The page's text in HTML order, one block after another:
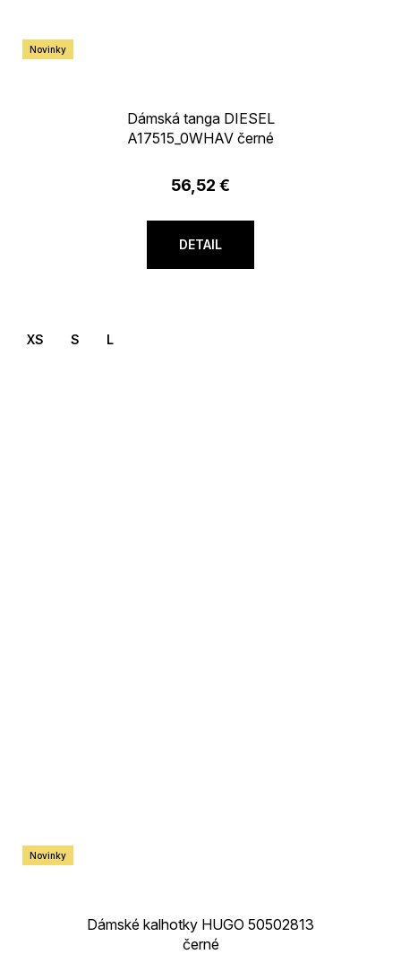
Novinky
Dámská tanga DIESEL
A17515_0WHAV černé
56,52 €
DETAIL
Novinky
Dámské kalhotky HUGO 50502813
černé
XS S L